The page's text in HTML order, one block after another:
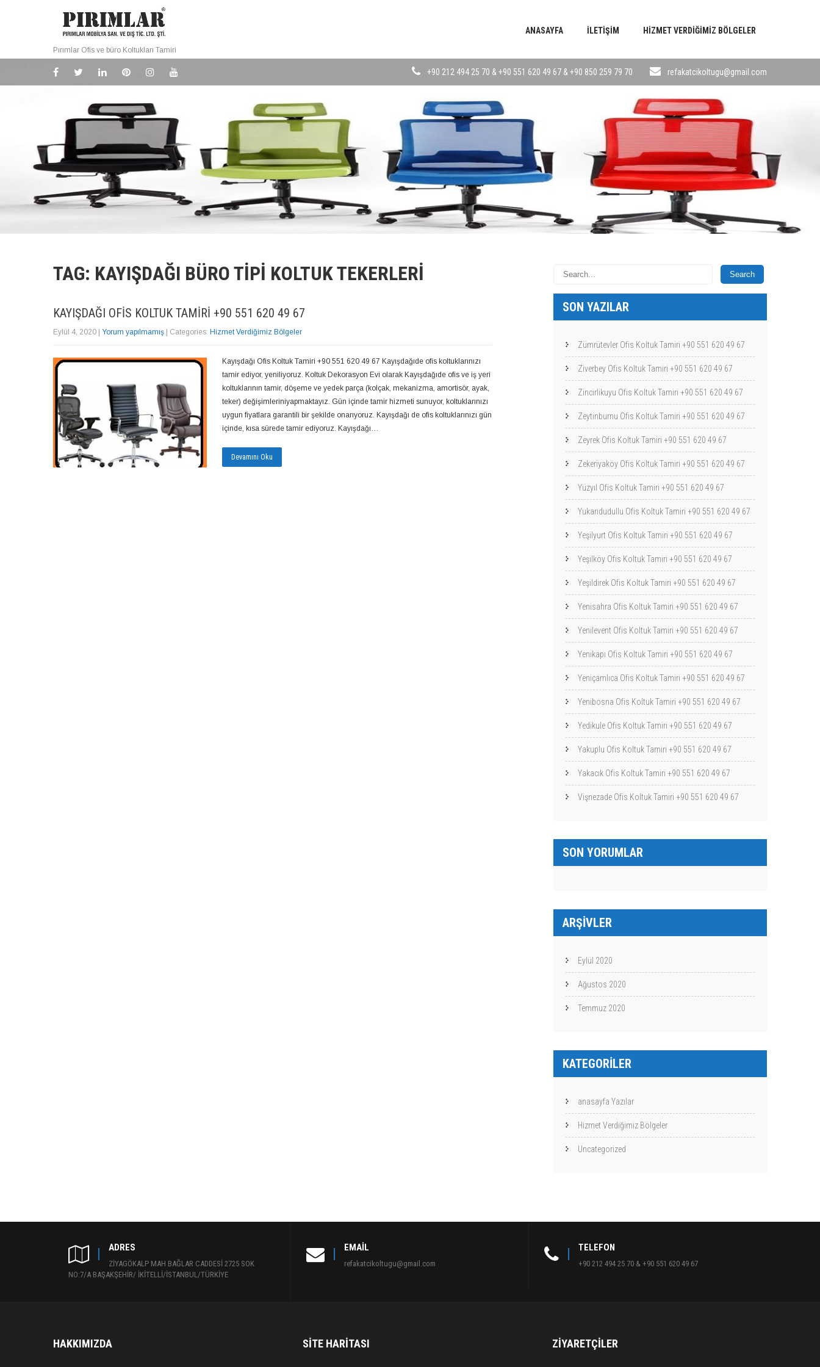
Pırımlar Ofis ve büro Koltukları Tamiri
ANASAYFA İLETIŞIM HIZMET VERDIĞIMIZ BÖLGELER
+90 212 494 25 70 & +90 551 620 49 67 & +90 850 259 79 70 refakatcikoltugu@gmail.com
TAG: KAYIŞDAĞI BÜRO TIPI KOLTUK TEKERLERI
KAYIŞDAĞI OFIS KOLTUK TAMIRI +90 551 620 49 67
Eylül 4, 2020 Yorum yapılmamış | Categories: Hizmet Verdiğimiz Bölgeler
Kayışdağı Ofis Koltuk Tamiri +90 551 620 49 67 Kayışdağıde ofis koltuklarınızı
tamir ediyor, yeniliyoruz. Koltuk Dekorasyon Evi olarak Kayışdağıde ofis ve iş yeri
koltuklarının tamir, döşeme ve yedek parça (kolçak, mekanizma, amortisör, ayak,
teker) değişimleriniyapmaktayız. Gün içinde tamir hizmeti sunuyor, koltuklarınızı
uygun fiyatlara garantili bir şekilde onarıyoruz. Kayışdağı de ofis koltuklarınızı gün
içinde, kısa sürede tamir ediyoruz. Kayışdağı…
Devamını Oku
SON YAZILAR
Zümrütevler Ofis Koltuk Tamiri +90 551 620 49 67
Ziverbey Ofis Koltuk Tamiri +90 551 620 49 67
Zincirlikuyu Ofis Koltuk Tamiri +90 551 620 49 67
Zeytinburnu Ofis Koltuk Tamiri +90 551 620 49 67
Zeyrek Ofis Koltuk Tamiri +90 551 620 49 67
Zekeriyaköy Ofis Koltuk Tamiri +90 551 620 49 67
Yüzyıl Ofis Koltuk Tamiri +90 551 620 49 67
Yukarıdudullu Ofis Koltuk Tamiri +90 551 620 49 67
Yeşilyurt Ofis Koltuk Tamiri +90 551 620 49 67
Yeşilköy Ofis Koltuk Tamiri +90 551 620 49 67
Yeşildirek Ofis Koltuk Tamiri +90 551 620 49 67
Yenisahra Ofis Koltuk Tamiri +90 551 620 49 67
Yenilevent Ofis Koltuk Tamiri +90 551 620 49 67
Yenikapı Ofis Koltuk Tamiri +90 551 620 49 67
Yeniçamlıca Ofis Koltuk Tamiri +90 551 620 49 67
Yenibosna Ofis Koltuk Tamiri +90 551 620 49 67
Yedikule Ofis Koltuk Tamiri +90 551 620 49 67
Yakuplu Ofis Koltuk Tamiri +90 551 620 49 67
Yakacık Ofis Koltuk Tamiri +90 551 620 49 67
Vişnezade Ofis Koltuk Tamiri +90 551 620 49 67
SON YORUMLAR
ARŞIVLER
Eylül 2020
Ağustos 2020
Temmuz 2020
KATEGORILER
anasayfa Yazılar
Hizmet Verdiğimiz Bölgeler
Uncategorized
ADRES
ZİYAGÖKALP MAH BAĞLAR CADDESİ 2725 SOK
NO:7/A BAŞAKŞEHİR/ İKİTELLİ/İSTANBUL/TÜRKİYE
EMAIL
refakatcikoltugu@gmail.com
TELEFON
+90 212 494 25 70 & +90 551 620 49 67
HAKKIMIZDA SITE HARITASI ZIYARETÇILER